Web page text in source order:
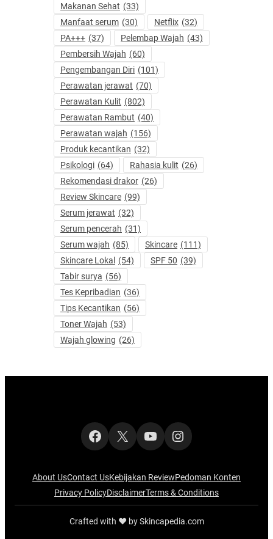
Makanan Sehat (33)
Manfaat serum (30) Netflix (32)
PA+++ (37) Pelembap Wajah (43)
Pembersih Wajah (60)
Pengembangan Diri (101)
Perawatan jerawat (70)
Perawatan Kulit (802)
Perawatan Rambut (40)
Perawatan wajah (156)
Produk kecantikan (32)
Psikologi (64) Rahasia kulit (26)
Rekomendasi drakor (26)
Review Skincare (99)
Serum jerawat (32)
Serum pencerah (31)
Serum wajah (85) Skincare (111)
Skincare Lokal
(54) SPF 50 (39)
Tabir surya (56)
Tes Kepribadian (36)
Tips Kecantikan (56)
Toner Wajah (53)
Wajah glowing (26)
Facebook
X YouTubeInstagram
About UsContact UsKebijakan ReviewPedoman Konten
Privacy PolicyDisclaimerTerms & Conditions
Crafted with ‪‪❤︎‬ by Skincapedia.com